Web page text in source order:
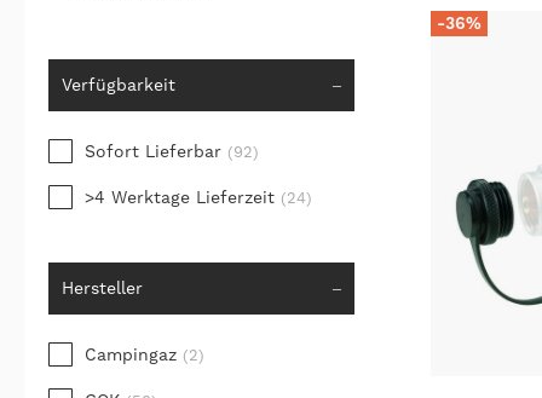
Verfügbarkeit
Sofort Lieferbar (92)
>4 Werktage Lieferzeit (24)
Hersteller
Campingaz (2)
-36%